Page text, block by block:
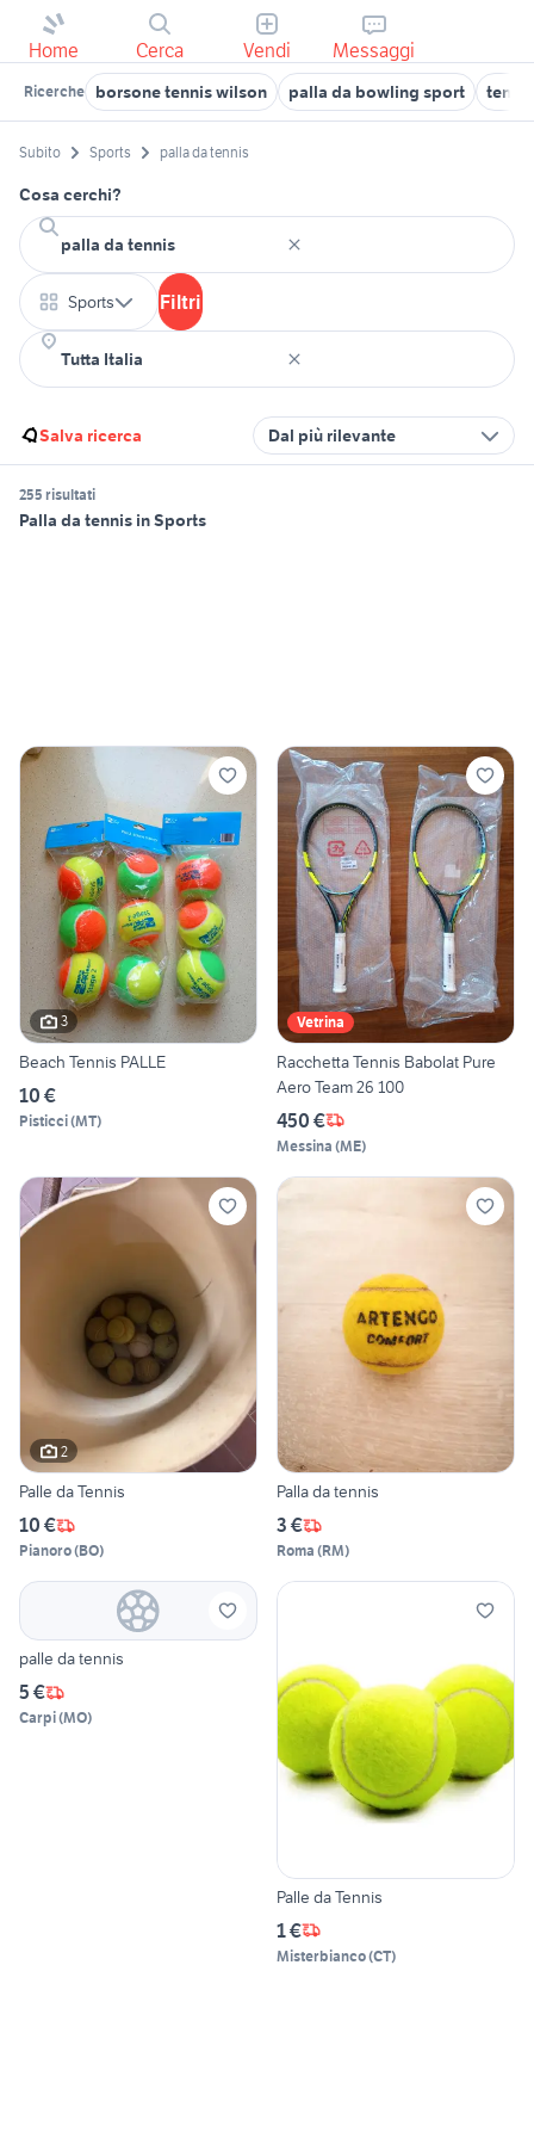
Home Cerca Vendi Messaggi
Ricerche borsone tennis wilson palla da bowling sport
Subito Sports palla da tennis
Cosa cerchi?
Sports Filtri
Salva ricerca Dal più rilevante
255 risultati
Palla da tennis in Sports
3
Beach Tennis PALLE
10 €
Pisticci(MT)
Vetrina
Racchetta Tennis Babolat Pure
Aero Team 26 100
450 €
Messina (ME)
2
Palle da Tennis
10 €
Pianoro(BO)
Palla da tennis
3 €
Roma (RM)
palle da tennis
5 €
Carpi(MO)
Palle da Tennis
1 €
Misterbianco(CT)